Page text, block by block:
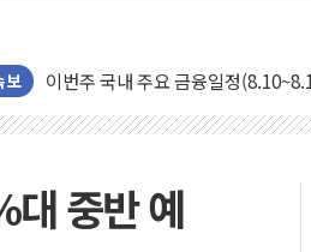
보
포항시 재난예산 40억 긴급 투입…
울진·영덕 '호우특보'-포항 '산사태
인천 합동연설회 나선 송영길·정청
김민석, 2주차 제주·인천 경선서 정
대 중반 예